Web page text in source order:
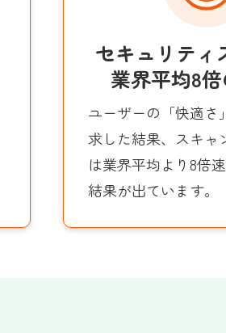
セキュリティ
業界平均8倍
ユーザーの「快適さ
求した結果、スキャ
は業界平均より8倍
結果が出ています。